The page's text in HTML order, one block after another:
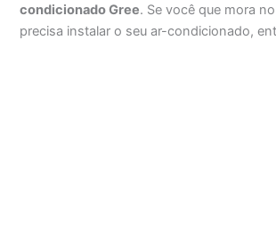
condicionado Gree. Se você que mora
precisa instalar o seu ar-condicionado,